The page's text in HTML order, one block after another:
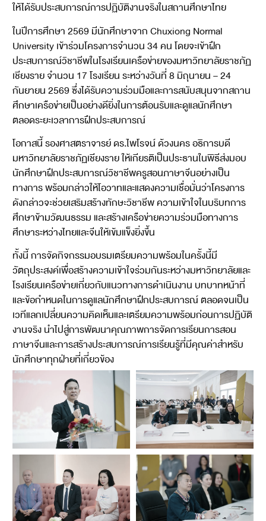
ให้ได้รับประสบการณ์การปฏิบัติงานจริงในสถานศึกษาไทย
ในปีการศึกษา 2569 มีนักศึกษาจาก Chuxiong Normal
University เข้าร่วมโครงการจำนวน 34 คน โดยจะเข้าฝึก
ประสบการณ์วิชาชีพในโรงเรียนเครือข่ายของมหาวิทยาลัยราชภัฏ
เชียงราย จำนวน 17 โรงเรียน ระหว่างวันที่ 8 มิถุนายน – 24
กันยายน 2569 ซึ่งได้รับความร่วมมือและการสนับสนุนจากสถาน
ศึกษาเครือข่ายเป็นอย่างดียิ่งในการต้อนรับและดูแลนักศึกษา
ตลอดระยะเวลาการฝึกประสบการณ์
โอกาสนี้ รองศาสตราจารย์ ดร.ไพโรจน์ ด้วงนคร อธิการบดี
มหาวิทยาลัยราชภัฏเชียงราย ให้เกียรติเป็นประธานในพิธีส่งมอบ
นักศึกษาฝึกประสบการณ์วิชาชีพครูสอนภาษาจีนอย่างเป็น
ทางการ พร้อมกล่าวให้โอวาทและแสดงความเชื่อมั่นว่าโครงการ
ดังกล่าวจะช่วยเสริมสร้างทักษะวิชาชีพ ความเข้าใจในบริบทการ
ศึกษาข้ามวัฒนธรรม และสร้างเครือข่ายความร่วมมือทางการ
ศึกษาระหว่างไทยและจีนให้เข้มแข็งยิ่งขึ้น
ทั้งนี้ การจัดกิจกรรมอบรมเตรียมความพร้อมในครั้งนี้มี
วัตถุประสงค์เพื่อสร้างความเข้าใจร่วมกันระหว่างมหาวิทยาลัยและ
โรงเรียนเครือข่ายเกี่ยวกับแนวทางการดำเนินงาน บทบาทหน้าที่
และข้อกำหนดในการดูแลนักศึกษาฝึกประสบการณ์ ตลอดจนเป็น
เวทีแลกเปลี่ยนความคิดเห็นและเตรียมความพร้อมก่อนการปฏิบัติ
งานจริง นำไปสู่การพัฒนาคุณภาพการจัดการเรียนการสอน
ภาษาจีนและการสร้างประสบการณ์การเรียนรู้ที่มีคุณค่าสำหรับ
นักศึกษาทุกฝ่ายที่เกี่ยวข้อง